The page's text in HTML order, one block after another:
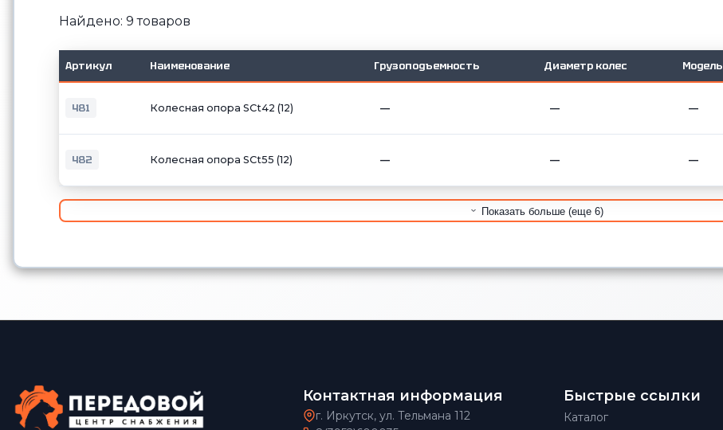
Найдено: 9 товаров
Артикул Наименование Грузоподъемность Диаметр колес Модель
481 Колесная опора SCt42 (12) — — —
482 Колесная опора SCt55 (12) — — —
Показать больше (еще 6)
Контактная информация
г. Иркутск, ул. Тельмана 112
Быстрые ссылки
Каталог